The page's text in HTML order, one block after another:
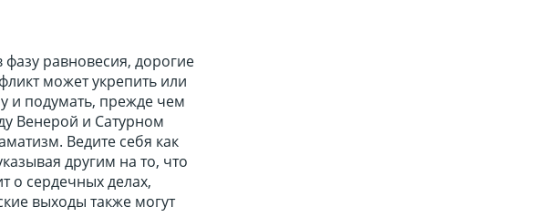
равновесия, дорогие
может укрепить или
и подумать, прежде чем
Венерой и Сатурном
Ведите себя как
другим на то, что
о сердечных делах,
выходы также могут